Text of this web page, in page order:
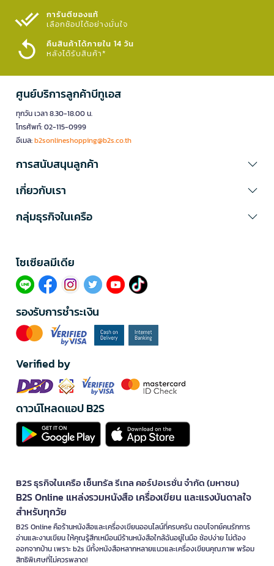
การันตีของแท้
เลือกช้อปได้อย่างมั่นใจ​
คืนสินค้าได้ภายใน 14 วัน
หลังได้รับสินค้า*
ศูนย์บริการลูกค้าบีทูเอส
ทุกวัน เวลา 8.30-18.00 น.
โทรศัพท์: 02-115-0999
อีเมล:b2sonlineshopping@b2s.co.th
การสนับสนุนลูกค้า
เกี่ยวกับเรา
กลุ่มธุรกิจในเครือ
โซเซียลมีเดีย​
รองรับการชำระเงิน
Verified by
ดาวน์โหลดแอป B2S
B2S ธุรกิจในเครือ เซ็นทรัล รีเทล คอร์ปอเรชั่น จำกัด (มหาชน)
B2S Online แหล่งรวมหนังสือ เครื่องเขียน และแรงบันดาลใจ
สำหรับทุกวัย
B2S Online คือร้านหนังสือและเครื่องเขียนออนไลน์ที่ครบครัน ตอบโจทย์คนรักการ
อ่านและงานเขียน ให้คุณรู้สึกเหมือนมีร้านหนังสือใกล้ฉันอยู่ในมือ ช้อปง่าย ไม่ต้อง
ออกจากบ้าน เพราะ b2s มีทั้งหนังสือหลากหลายแนวและเครื่องเขียนคุณภาพ พร้อม
สิทธิพิเศษที่ไม่ควรพลาด!